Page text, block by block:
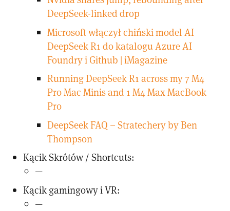
DeepSeek-linked drop
Microsoft włączył chiński model AI
DeepSeek R1 do katalogu Azure AI
Foundry i Github | iMagazine
Running DeepSeek R1 across my 7 M4
Pro Mac Minis and 1 M4 Max MacBook
Pro
DeepSeek FAQ – Stratechery by Ben
Thompson
Kącik Skrótów / Shortcuts:
—
Kącik gamingowy i VR:
—